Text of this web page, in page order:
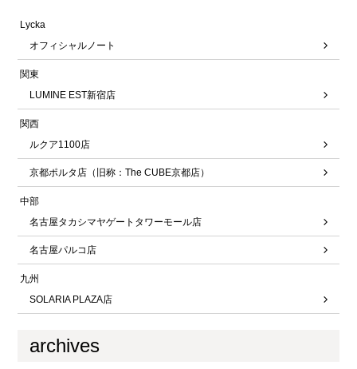
Lycka
オフィシャルノート
関東
LUMINE EST新宿店
関西
ルクア1100店
京都ポルタ店（旧称：The CUBE京都店）
中部
名古屋タカシマヤゲートタワーモール店
名古屋パルコ店
九州
SOLARIA PLAZA店
archives